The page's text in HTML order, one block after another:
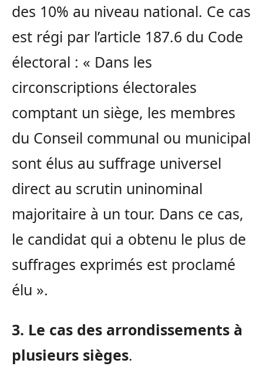
des 10% au niveau national. Ce cas
est régi par l’article 187.6 du Code
électoral : « Dans les
circonscriptions électorales
comptant un siège, les membres
du Conseil communal ou municipal
sont élus au suffrage universel
direct au scrutin uninominal
majoritaire à un tour. Dans ce cas,
le candidat qui a obtenu le plus de
suffrages exprimés est proclamé
élu ».
3. Le cas des arrondissements à
plusieurs sièges.